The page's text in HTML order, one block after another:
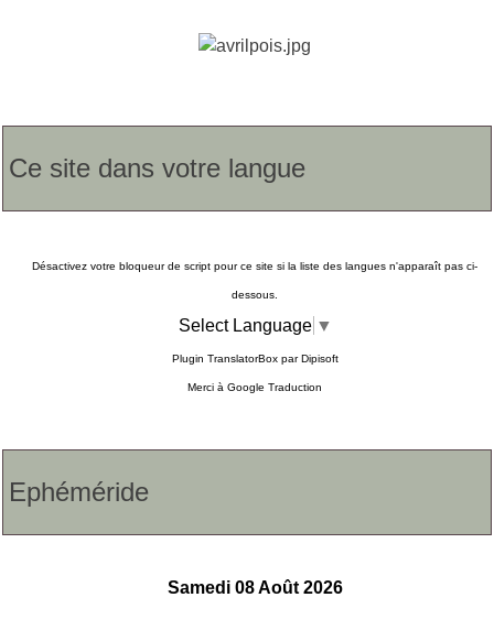
Ce site dans votre langue
Désactivez votre bloqueur de script pour ce site si la liste des langues n'apparaît pas ci-
dessous.
Select Language ▼
Plugin TranslatorBox par Dipisoft
Merci à Google Traduction
Ephéméride
Samedi 08 Août 2026